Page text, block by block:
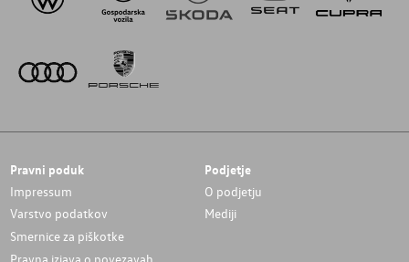
Pravni poduk
Impressum
Varstvo podatkov
Smernice za piškotke
Pravna izjava o povezavah
Podjetje
O podjetju
Mediji